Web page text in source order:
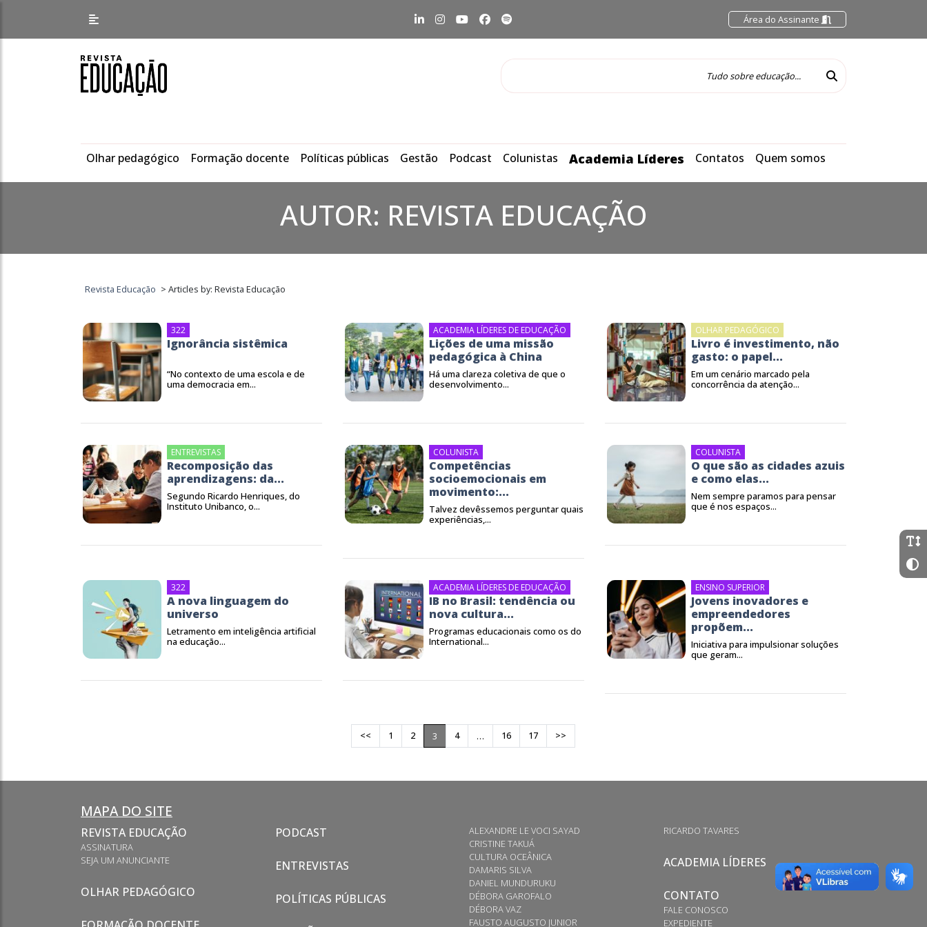
Área do Assinante
Olhar pedagógico Formação docente Políticas públicas Gestão Podcast Colunistas Academia Líderes Contatos Quem somos
AUTOR: REVISTA EDUCAÇÃO
Revista Educação > Articles by: Revista Educação
322
Ignorância sistêmica
“No contexto de uma escola e de
uma democracia em...
ACADEMIA LÍDERES DE EDUCAÇÃO
Lições de uma missão
pedagógica à China
Há uma clareza coletiva de que o
desenvolvimento...
OLHAR PEDAGÓGICO
Livro é investimento, não
gasto: o papel...
Em um cenário marcado pela
concorrência da atenção...
ENTREVISTAS
Recomposição das
aprendizagens: da...
Segundo Ricardo Henriques, do
Instituto Unibanco, o...
COLUNISTA
Competências
socioemocionais em
movimento:...
Talvez devêssemos perguntar quais
experiências,...
COLUNISTA
O que são as cidades azuis
e como elas...
Nem sempre paramos para pensar
que é nos espaços...
322
A nova linguagem do
universo
Letramento em inteligência artificial
na educação...
ACADEMIA LÍDERES DE EDUCAÇÃO
IB no Brasil: tendência ou
nova cultura...
Programas educacionais como os do
International...
ENSINO SUPERIOR
Jovens inovadores e
empreendedores
propõem...
Iniciativa para impulsionar soluções
que geram...
<< 1 2 3 4 … 16 17 >>
MAPA DO SITE
REVISTA EDUCAÇÃO
ASSINATURA
SEJA UM ANUNCIANTE
OLHAR PEDAGÓGICO
PODCAST
ENTREVISTAS
POLÍTICAS PÚBLICAS
ALEXANDRE LE VOCI SAYAD
CRISTINE TAKUÁ
CULTURA OCEÂNICA
DAMARIS SILVA
DANIEL MUNDURUKU
DÉBORA GAROFALO
DÉBORA VAZ
FAUSTO AUGUSTO JUNIOR
RICARDO TAVARES
ACADEMIA LÍDERES
CONTATO
FALE CONOSCO
EXPEDIENTE